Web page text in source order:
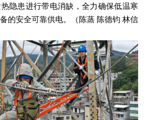
隐患进行带电消缺，全力确保低温寒
的安全可靠供电。（陈蒸 陈德钧 林信